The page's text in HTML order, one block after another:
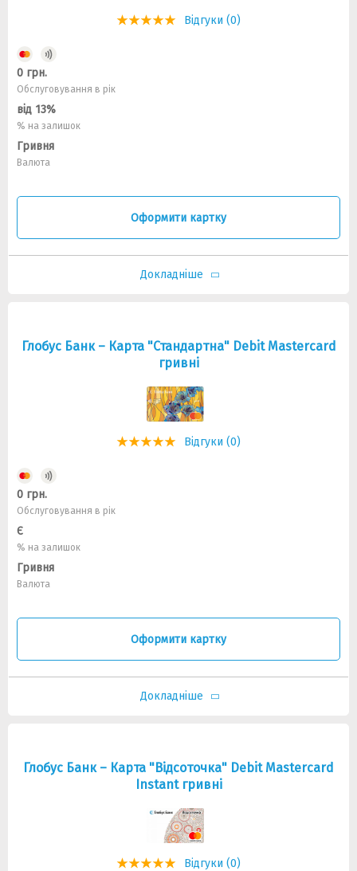
Відгуки (0)
0 грн.
Обслуговування в рік
від 13%
% на залишок
Гривня
Валюта
Оформити картку
Докладніше
Глобус Банк – Карта "Стандартна" Debit Mastercard
гривні
Відгуки (0)
0 грн.
Обслуговування в рік
Є
% на залишок
Гривня
Валюта
Оформити картку
Докладніше
Глобус Банк – Карта "Відсоточка" Debit Mastercard
Instant гривні
Відгуки (0)